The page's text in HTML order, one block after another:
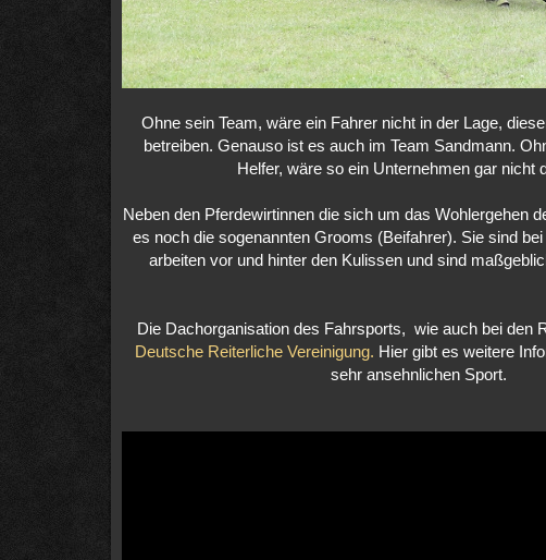
Ohne sein Team, wäre ein Fahrer nicht in der Lage,
betreiben. Genauso ist es auch im Team Sandmann.
Helfer, wäre so ein Unternehmen gar nicht
Neben den Pferdewirtinnen die sich um das Wohlergehen
es noch die sogenannten Grooms (Beifahrer). Sie sind
arbeiten vor und hinter den Kulissen und sind
Die Dachorganisation des Fahrsports, wie auch bei den
Deutsche Reiterliche Vereinigung. Hier gibt es weitere
sehr ansehnlichen Sport.